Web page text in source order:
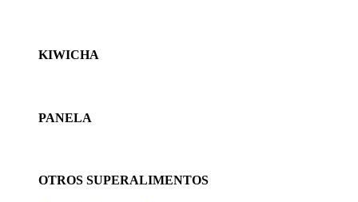
KIWICHA
PANELA
OTROS SUPERALIMENTOS